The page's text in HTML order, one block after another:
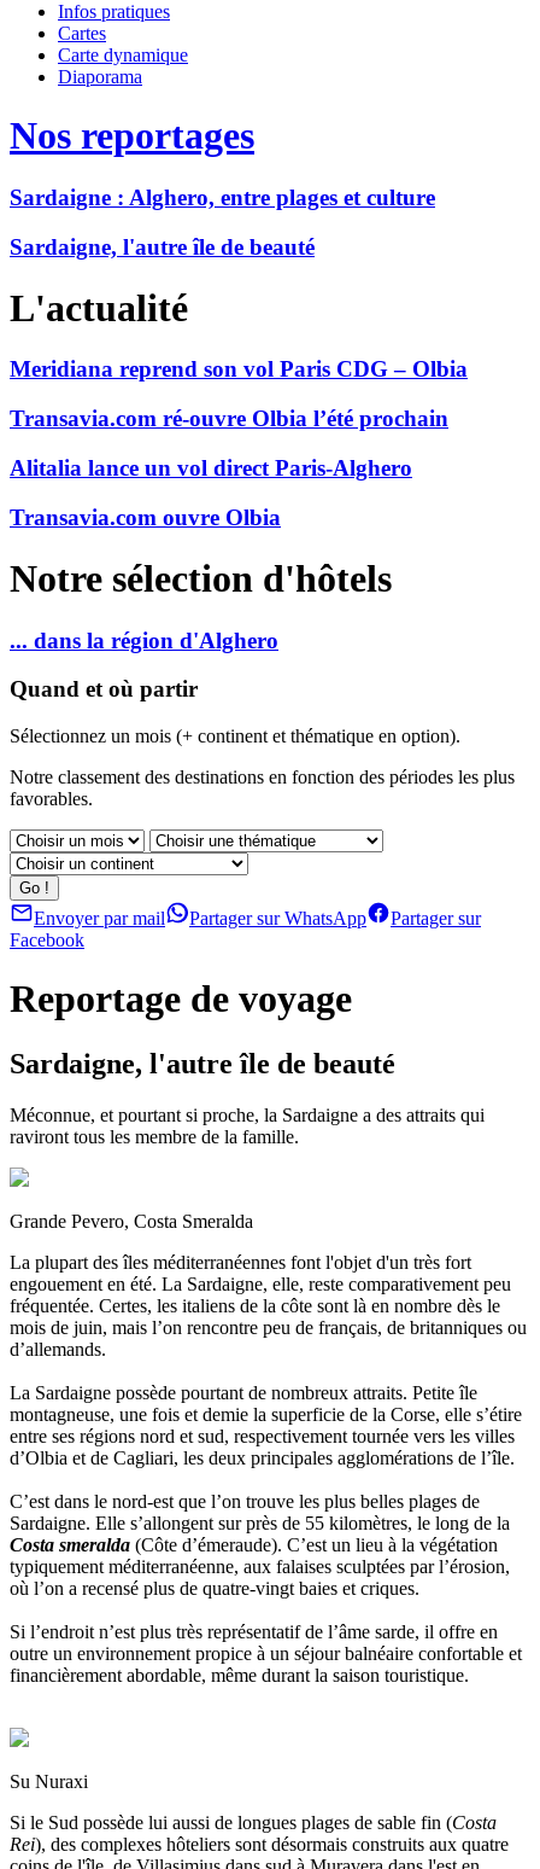
Infos pratiques
Cartes
Carte dynamique
Diaporama
Nos reportages
Sardaigne : Alghero, entre plages et culture
Sardaigne, l'autre île de beauté
L'actualité
Meridiana reprend son vol Paris CDG – Olbia
Transavia.com ré-ouvre Olbia l’été prochain
Alitalia lance un vol direct Paris-Alghero
Transavia.com ouvre Olbia
Notre sélection d'hôtels
... dans la région d'Alghero
Quand et où partir
Sélectionnez un mois (+ continent et thématique en option).
Notre classement des destinations en fonction des périodes les plus
favorables.
Envoyer par mail Partager sur WhatsApp
Partager sur
Facebook
Reportage de voyage
Sardaigne, l'autre île de beauté
Méconnue, et pourtant si proche, la Sardaigne a des attraits qui
raviront tous les membre de la famille.
Grande Pevero, Costa Smeralda
La plupart des îles méditerranéennes font l'objet d'un très fort
engouement en été. La Sardaigne, elle, reste comparativement peu
fréquentée. Certes, les italiens de la côte sont là en nombre dès le
mois de juin, mais l’on rencontre peu de français, de britanniques ou
d’allemands.
La Sardaigne possède pourtant de nombreux attraits. Petite île
montagneuse, une fois et demie la superficie de la Corse, elle s’étire
entre ses régions nord et sud, respectivement tournée vers les villes
d’Olbia et de Cagliari, les deux principales agglomérations de l’île.
C’est dans le nord-est que l’on trouve les plus belles plages de
Sardaigne. Elle s’allongent sur près de 55 kilomètres, le long de la
Costa smeralda (Côte d’émeraude). C’est un lieu à la végétation
typiquement méditerranéenne, aux falaises sculptées par l’érosion,
où l’on a recensé plus de quatre-vingt baies et criques.
Si l’endroit n’est plus très représentatif de l’âme sarde, il offre en
outre un environnement propice à un séjour balnéaire confortable et
financièrement abordable, même durant la saison touristique.
Su Nuraxi
Si le Sud possède lui aussi de longues plages de sable fin (Costa
Rei), des complexes hôteliers sont désormais construits aux quatre